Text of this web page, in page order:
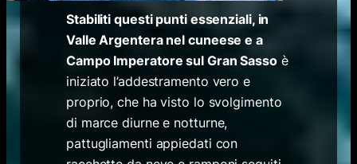
Stabiliti questi punti essenziali, in
Valle Argentera nel cuneese e a
Campo Imperatore sul Gran Sassoè
iniziato l’addestramento vero e
proprio, che ha visto lo svolgimento
di marce diurne e notturne,
pattugliamenti appiedati con